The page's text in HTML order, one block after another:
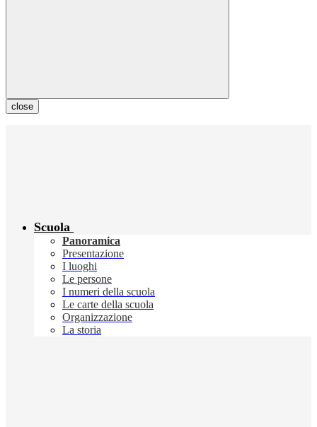
close
Scuola
Panoramica
Presentazione
I luoghi
Le persone
I numeri della scuola
Le carte della scuola
Organizzazione
La storia